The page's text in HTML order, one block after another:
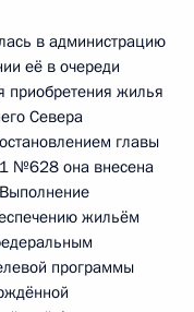
в администрацию
её в очереди
приобретения жилья
Севера
главы
№628 она внесена
жильём
программы